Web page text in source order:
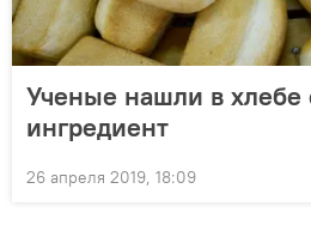
Ученые нашли в хлебе
ингредиент
26 апреля 2019, 18:09